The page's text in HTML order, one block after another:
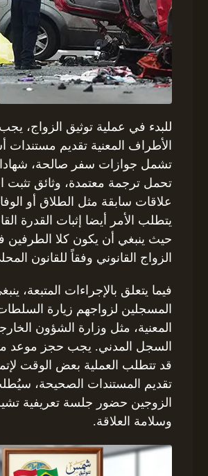
للبدء في عملية توثيق الزواج،
الأطراف المعنية تقديم مستندات
تشمل جوازات سفر صالحة،
تحمل ترجمة معتمدة، وثائق تثبت
علاقات سابقة مثل الطلاق أو
يتطلب الأمر أيضا إثبات القدرة
حيث ينبغي أن يكون كلا
الزواج القانوني وفقاً للقانون
فيما يتعلق بالإجراءات المتبعة،
المسجلين لزواجهم زيارة
المعنية، مثل وزارة الشؤون
السجل المدني. يجب حجز موعد
قد تتطلب العملية بعض الوقت
تقديم المستندات الصحيحة،
الزوجين حضور جلسة تعريفية
وسلامة العلاقة.